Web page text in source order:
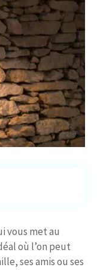
vous met au
où l’on peut
ses amis ou ses